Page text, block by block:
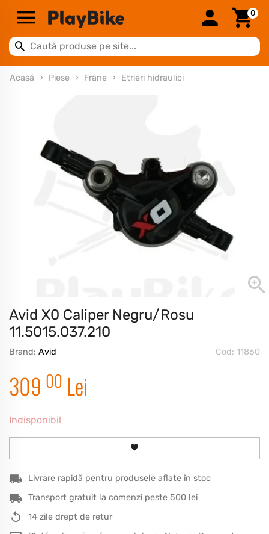
0
Acasă Piese Frâne Etrieri hidraulici
Avid X0 Caliper Negru/Rosu
11.5015.037.210
Brand: Avid Cod: 11860
309 00 Lei
Indisponibil
Livrare rapidă pentru produsele aflate în stoc
Transport gratuit la comenzi peste 500 lei
14 zile drept de retur